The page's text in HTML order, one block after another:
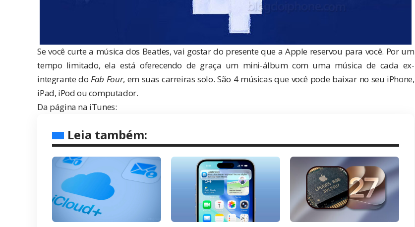
Se você curte a música dos Beatles, vai gostar do presente que a Apple reservou para você. Por um
tempo limitado, ela está oferecendo de graça um mini-álbumcom uma música de cada ex-
integrante doFab Four, em suas carreiras solo. São 4 músicas que você pode baixar no seu iPhone,
iPad, iPod ou computador.
Da página na iTunes:
Leia também: